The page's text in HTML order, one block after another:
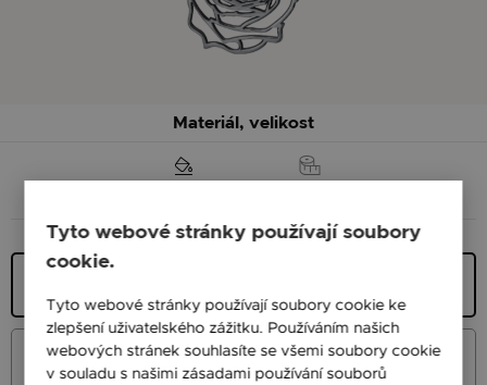
Materiál, velikost
Bílé zlato 14K
2 011 Kč
Tyto webové stránky používají soubory
cookie.
Tyto webové stránky používají soubory cookie ke
zlepšení uživatelského zážitku. Používáním našich
webových stránek souhlasíte se všemi soubory cookie
v souladu s našimi zásadami používání souborů